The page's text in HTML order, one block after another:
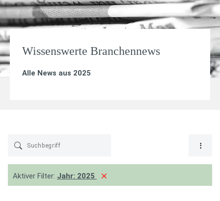
Wissenswerte Branchennews
Alle News aus 2025
Aktiver Filter: Jahr: 2025